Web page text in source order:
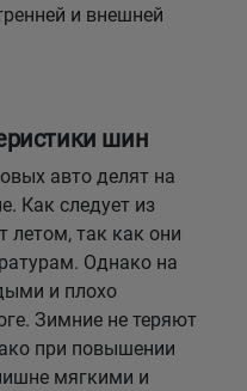
и внешней
шин
авто делят на
Как следует из
летом, так как они
Однако на
и плохо
Зимние не теряют
при повышении
мягкими и